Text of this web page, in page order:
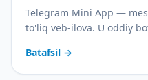
Telegram Mini App —
to'liq veb-ilova. U oddiy
qaraganda qancha tez
Batafsil →